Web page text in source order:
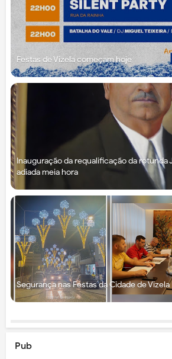
Festas de Vizela começam hoje
Inauguração da requalificação da rotunda
adiada meia hora
Segurança nas Festas da Cidade de Vizela
Pub